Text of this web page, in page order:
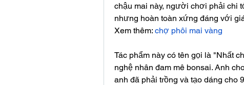
chậu mai này, người chơi phải chi
nhưng hoàn toàn xứng đáng với
Xem thêm: chợ phôi mai vàng
Tác phẩm này có tên gọi là "Nhất
nghệ nhân đam mê bonsai. Anh
anh đã phải trồng và tạo dáng cho